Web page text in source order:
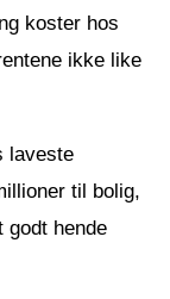
koster hos
ikke like
laveste
til bolig,
godt hende